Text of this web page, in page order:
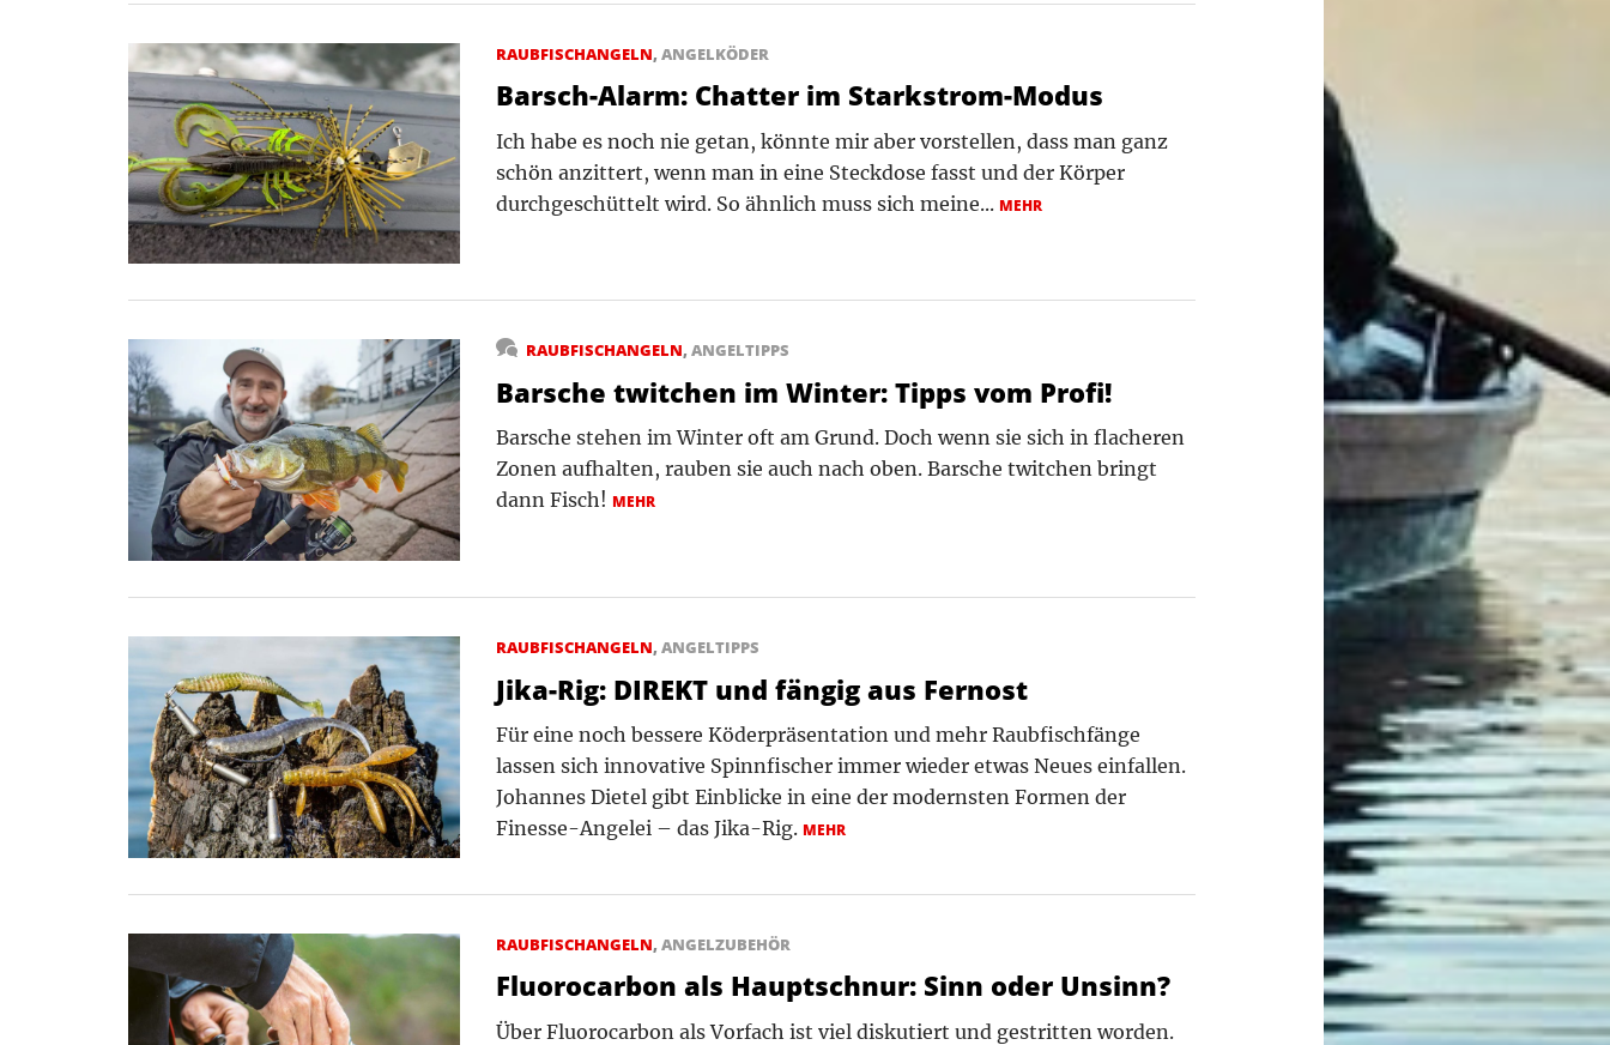
RAUBFISCHANGELN,ANGELKÖDER
Barsch-Alarm: Chatter im Starkstrom-Modus
Ich habe es noch nie getan, könnte mir aber vorstellen, dass man ganz
schön anzittert, wenn man in eine Steckdose fasst und der Körper
durchgeschüttelt wird. So ähnlich muss sich meine... MEHR
RAUBFISCHANGELN,ANGELTIPPS
Barsche twitchen im Winter: Tipps vom Profi!
Barsche stehen im Winter oft am Grund. Doch wenn sie sich in flacheren
Zonen aufhalten, rauben sie auch nach oben. Barsche twitchen bringt
dann Fisch! MEHR
RAUBFISCHANGELN,ANGELTIPPS
Jika-Rig: DIREKT und fängig aus Fernost
Für eine noch bessere Köderpräsentation und mehr Raubfischfänge
lassen sich innovative Spinnfischer immer wieder etwas Neues einfallen.
Johannes Dietel gibt Einblicke in eine der modernsten Formen der
Finesse-Angelei – das Jika-Rig. MEHR
RAUBFISCHANGELN,ANGELZUBEHÖR
Fluorocarbon als Hauptschnur: Sinn oder Unsinn?
Über Fluorocarbon als Vorfach ist viel diskutiert und gestritten worden.